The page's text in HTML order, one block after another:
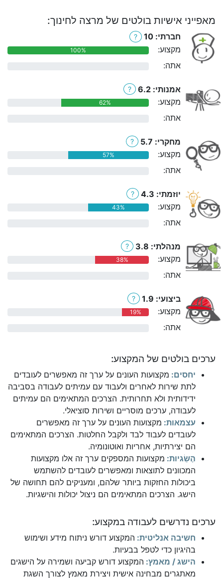
מאפייני אישיות בולטים של מרצה לחינוך:
חברתי: 10 ?
מקצוע: 100%
אתה:
אמנותי: 6.2 ?
מקצוע: 62%
אתה:
מחקרי: 5.7 ?
מקצוע: 57%
אתה:
יוזמתי: 4.3 ?
מקצוע: 43%
אתה:
מנהלתי: 3.8 ?
מקצוע: 38%
אתה:
ביצועי: 1.9 ?
מקצוע: 19%
אתה:
ערכים בולטים של המקצוע:
יחסים: מקצועות העונים על ערך זה מאפשרים לעובדים
לתת שירות לאחרים ולעבוד עם עמיתים לעבודה בסביבה
ידידותית ולא תחרותית. הצרכים המתאימים הם עמיתים
לעבודה, ערכים מוסריים ושירות סוציאלי.
עצמאות: מקצועות העונים על ערך זה מאפשרים
לעובדים לעבוד לבד ולקבל החלטות. הצרכים המתאימים
הם יצירתיות, אחריות ואוטונומיה.
הֶשֵׂגיות: מקצועות המספקים ערך זה אלו מקצועות
המכוונים לתוצאות ומאפשרים לעובדים להשתמש
ביכולות החזקות ביותר שלהם, ומעניקים להם תחושה של
הישג. הצרכים המתאימים הם ניצול יכולות והישגיות.
ערכים נדרשים לעבודה במקצוע:
חשיבה אנליטית: המקצוע דורש ניתוח מידע ושימוש
בהיגיון כדי לטפל בבעיות.
הישג / מאמץ: המקצוע דורש קביעה ושמירה על הישגים
מאתגרים מבחינה אישית ויצירת מאמץ לצורך השגת